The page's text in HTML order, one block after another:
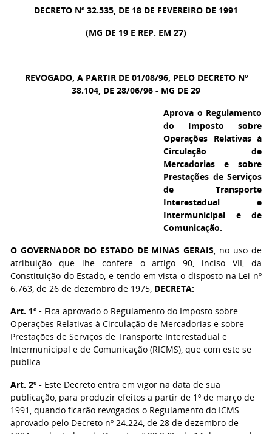
DECRETO Nº 32.535, DE 18 DE FEVEREIRO DE 1991
(MG DE 19 E REP. EM 27)
REVOGADO, A PARTIR DE 01/08/96, PELO DECRETO Nº
38.104, DE 28/06/96 - MG DE 29
Aprova o Regulamento
do Imposto sobre
Operações Relativas à
Circulação de
Mercadorias e sobre
Prestações de Serviços
de Transporte
Interestadual e
Intermunicipal e de
Comunicação.
O GOVERNADOR DO ESTADO DE MINAS GERAIS, no uso de
atribuição que lhe confere o artigo 90, inciso VII, da
Constituição do Estado, e tendo em vista o disposto na Lei nº
6.763, de 26 de dezembro de 1975, DECRETA:
Art. 1º - Fica aprovado o Regulamento do Imposto sobre
Operações Relativas à Circulação de Mercadorias e sobre
Prestações de Serviços de Transporte Interestadual e
Intermunicipal e de Comunicação (RICMS), que com este se
publica.
Art. 2º - Este Decreto entra em vigor na data de sua
publicação, para produzir efeitos a partir de 1º de março de
1991, quando ficarão revogados o Regulamento do ICMS
aprovado pelo Decreto nº 24.224, de 28 de dezembro de